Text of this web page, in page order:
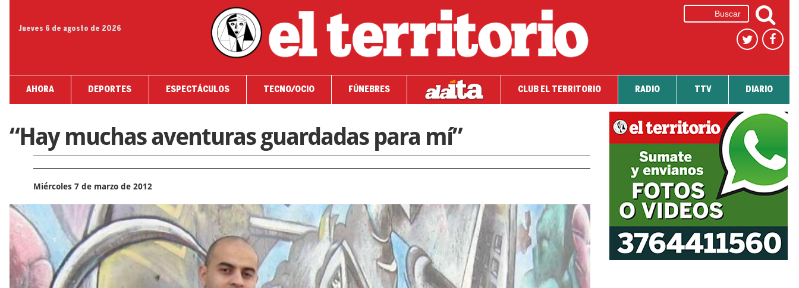
Jueves 6 de agosto de 2026
AHORA DEPORTES ESPECTÁCULOS TECNO/OCIO FÚNEBRES CLUB EL TERRITORIO RADIO TTV DIARIO
“Hay muchas aventuras guardadas para mí”
Miércoles 7 de marzo de 2012